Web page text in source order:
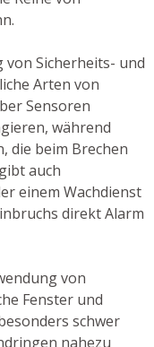
von Sicherheits- und
Arten von
Sensoren
während
die beim Brechen
auch
einem Wachdienst
direkt Alarm
von
Fenster und
schwer
nahezu